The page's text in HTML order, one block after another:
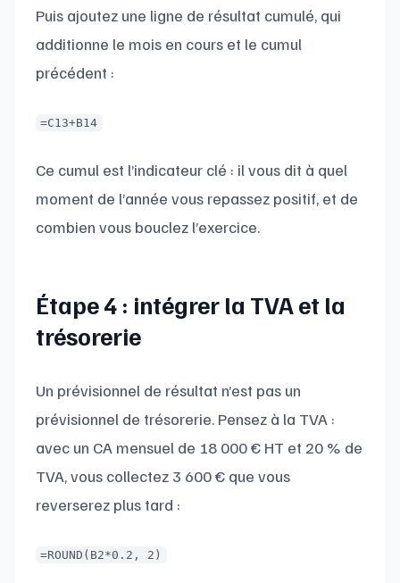
Puis ajoutez une ligne de résultat cumulé, qui
additionne le mois en cours et le cumul
précédent :
=C13+B14
Ce cumul est l’indicateur clé : il vous dit à quel
moment de l’année vous repassez positif, et de
combien vous bouclez l’exercice.
Étape 4 : intégrer la TVA et la
trésorerie
Un prévisionnel de résultat n’est pas un
prévisionnel de trésorerie. Pensez à la TVA :
avec un CA mensuel de 18 000 € HT et 20 % de
TVA, vous collectez 3 600 € que vous
reverserez plus tard :
=ROUND(B2*0.2, 2)